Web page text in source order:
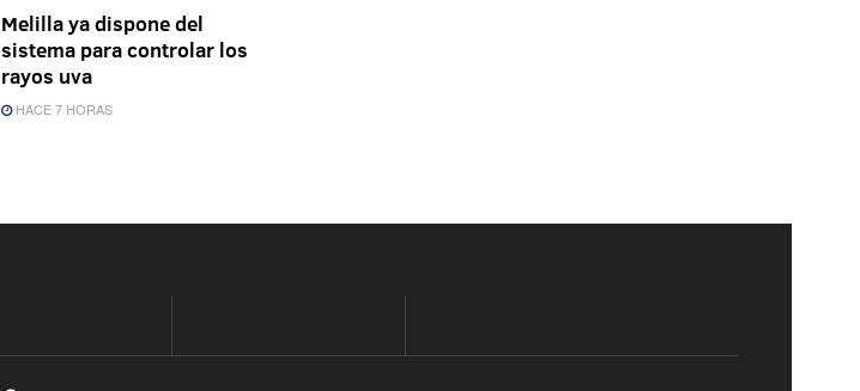
Melilla ya dispone del
sistema para controlar los
rayos uva
HACE 7 HORAS